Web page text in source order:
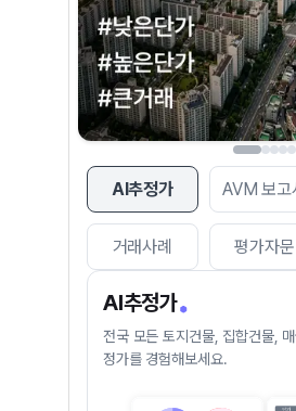
AI추정가 AVM 보고
거래사례 평가자문
AI추정가
전국 모든 토지건물, 집합건물,
정가를 경험해보세요.